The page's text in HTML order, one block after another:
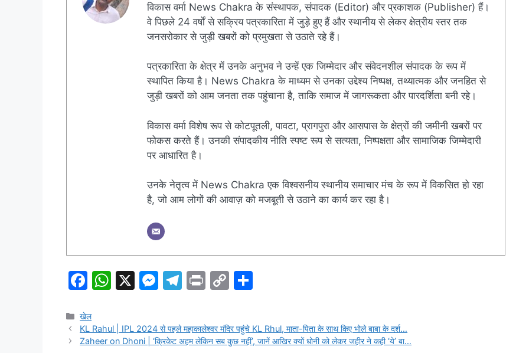
विकास वर्मा News Chakra के संस्थापक, संपादक (Editor) और प्रकाशक (Publisher) हैं।
वे पिछले 24 वर्षों से सक्रिय पत्रकारिता में जुड़े हुए हैं और स्थानीय से लेकर क्षेत्रीय स्तर तक
जनसरोकार से जुड़ी खबरों को प्रमुखता से उठाते रहे हैं।
पत्रकारिता के क्षेत्र में उनके अनुभव ने उन्हें एक जिम्मेदार और संवेदनशील संपादक के रूप में
स्थापित किया है। News Chakra के माध्यम से उनका उद्देश्य निष्पक्ष, तथ्यात्मक और जनहित से
जुड़ी खबरों को आम जनता तक पहुंचाना है, ताकि समाज में जागरूकता और पारदर्शिता बनी रहे।
विकास वर्मा विशेष रूप से कोटपूतली, पावटा, प्रागपुरा और आसपास के क्षेत्रों की जमीनी खबरों पर
फोकस करते हैं। उनकी संपादकीय नीति स्पष्ट रूप से सत्यता, निष्पक्षता और सामाजिक जिम्मेदारी
पर आधारित है।
उनके नेतृत्व में News Chakra एक विश्वसनीय स्थानीय समाचार मंच के रूप में विकसित हो रहा
है, जो आम लोगों की आवाज़ को मजबूती से उठाने का कार्य कर रहा है।
F
c
e
W
at
s
X
M
s
s
T
gr
Pr C
y e
Categories
खेल
KL Rahul | IPL 2024 से पहले महाकालेश्वर मंदिर पहुंचे KL Rhul, माता-पिता के साथ किए भोले बाबा के दर्श…
Zaheer on Dhoni | ‘क्रिकेट अहम लेकिन सब कुछ नहीं’, जानें आखिर क्यों धोनी को लेकर जहीर ने कही ‘ये’ बा…